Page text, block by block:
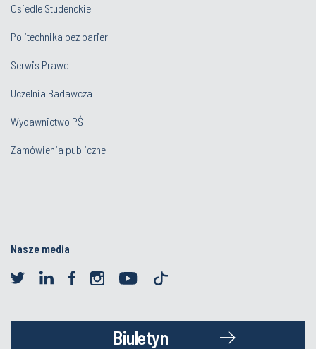
Osiedle Studenckie
Politechnika bez barier
Serwis Prawo
Uczelnia Badawcza
Wydawnictwo PŚ
Zamówienia publiczne
Nasze media
Biuletyn